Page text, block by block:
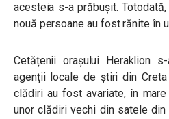
acesteia s-a prăbușit.
nouă persoane au fost rănite în
Cetățenii orașului Heraklion
agenții locale de știri din
clădiri au fost avariate, în
unor clădiri vechi din satele din